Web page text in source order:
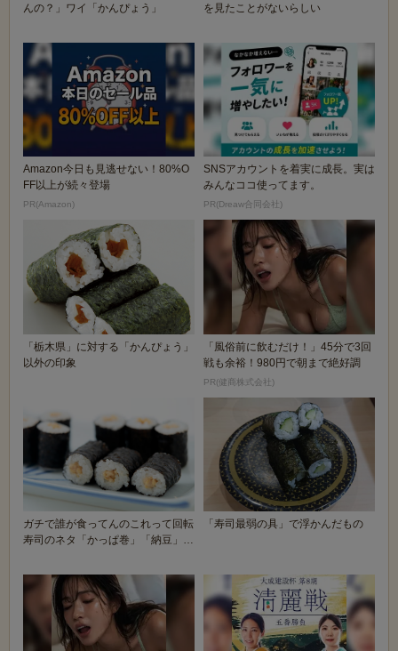
んの？」ワイ「かんぴょう」
を見たことがないらしい
Amazon今日も見逃せない！80%O
FF以上が続々登場
PR(Amazon)
SNSアカウントを着実に成長。実は
みんなココ使ってます。
PR(Dreaw合同会社)
「栃木県」に対する「かんぴょう」
以外の印象
「風俗前に飲むだけ！」45分で3回
戦も余裕！980円で朝まで絶好調
PR(健商株式会社)
ガチで誰が食ってんのこれって回転
寿司のネタ「かっぱ巻」「納豆」
「寿司最弱の具」で浮かんだもの